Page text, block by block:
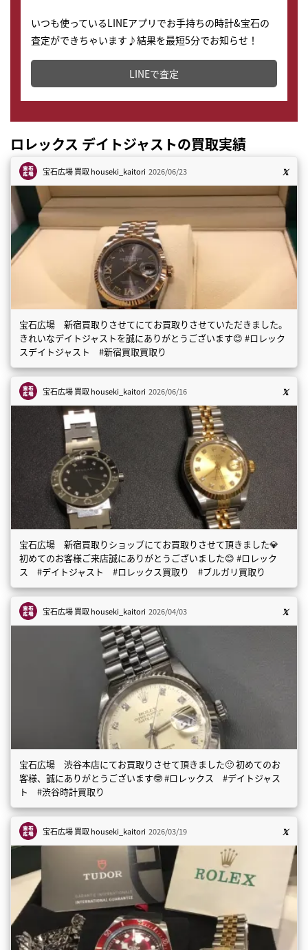
いつも使っているLINEアプリでお手持ちの時計&宝石の
査定ができちゃいます♪結果を最短5分でお知らせ！
どこからでもすぐに査定金額を知ることが出来ます。
LINEで査定
ロレックス デイトジャストの買取実績
宝石広場 買取houseki_kaitori 2026/06/23
宝石広場 新宿買取りさせてにてお買取りさせていただきました。
きれいなデイトジャストを誠にありがとうございます😊 #ロレック
スデイトジャスト #新宿買取買取り
宝石広場 買取houseki_kaitori 2026/06/16
宝石広場 新宿買取りショップにてお買取りさせて頂きました💎
初めてのお客様ご来店誠にありがとうございました😊 #ロレック
ス #デイトジャスト #ロレックス買取り #ブルガリ買取り
宝石広場 買取houseki_kaitori 2026/04/03
宝石広場 渋谷本店にてお買取りさせて頂きました🙂 初めてのお
客様、誠にありがとうございます🤓 #ロレックス #デイトジャス
ト #渋谷時計買取り
宝石広場 買取houseki_kaitori 2026/03/19